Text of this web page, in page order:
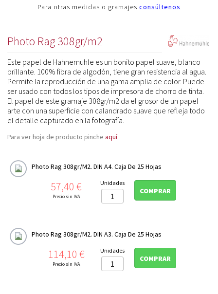
Para otras medidas o gramajes consúltenos
Photo Rag 308gr/m2
Este papel de Hahnemuhle es un bonito papel suave, blanco
brillante. 100% fibra de algodón, tiene gran resistencia al agua.
Permite la reproducción de una gama amplia de color. Puede
ser usado con todos los tipos de impresora de chorro de tinta.
El papel de este gramaje 308gr/m2 da el grosor de un papel
arte con una superficie con calandrado suave que refleja todo
el detalle capturado en la fotografía.
Para ver hoja de producto pinche aquí
Photo Rag 308gr/m2. DIN A4. Caja De 25 Hojas
Precio
57,40 €
Precio sin IVA
Unidades
COMPRAR
Photo Rag 308gr/m2. DIN A3. Caja De 25 Hojas
Precio
114,10 €
Precio sin IVA
Unidades
COMPRAR